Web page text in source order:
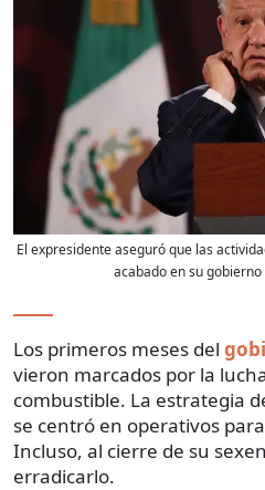
El expresidente aseguró que las
acabado en su gobierno
Los primeros meses del
vieron marcados por la
combustible. La estrategia
se centró en operativos
Incluso, al cierre de su
erradicarlo.